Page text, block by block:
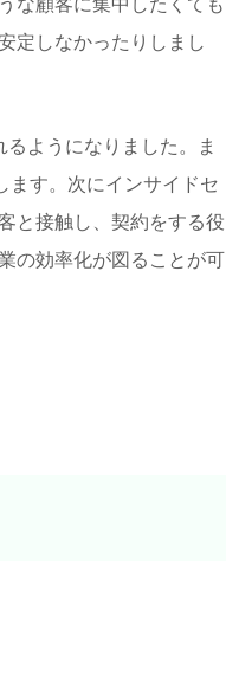
定しなかったりしまし
ようになりました。ま
す。次にインサイドセ
と接触し、契約をする役
の効率化が図ることが可